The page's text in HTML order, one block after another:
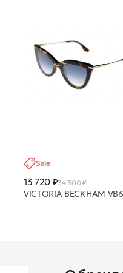
Sale
13 720 ₽34 300 ₽